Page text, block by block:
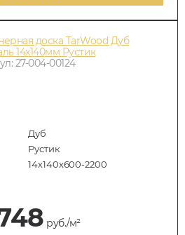
доска TarWood Дуб
14х140мм Рустик
27-004-00124
Дуб
Рустик
14х140х600-2200
руб./м²